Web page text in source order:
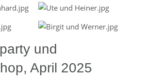
und
April 2025